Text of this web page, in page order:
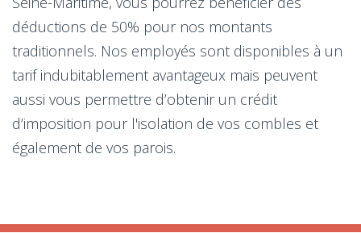
déductions de 50% pour nos montants
traditionnels. Nos employés sont disponibles à un
tarif indubitablement avantageux mais peuvent
aussi vous permettre d’obtenir un crédit
d’imposition pour l'isolation de vos combles et
également de vos parois.